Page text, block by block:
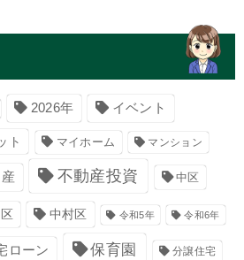
2026年 イベント
ト マイホーム マンション
不動産投資 中区
中村区 令和5年 令和6年
ローン 保育園 分譲住宅